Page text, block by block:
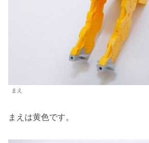
まえ
まえは黄色です。